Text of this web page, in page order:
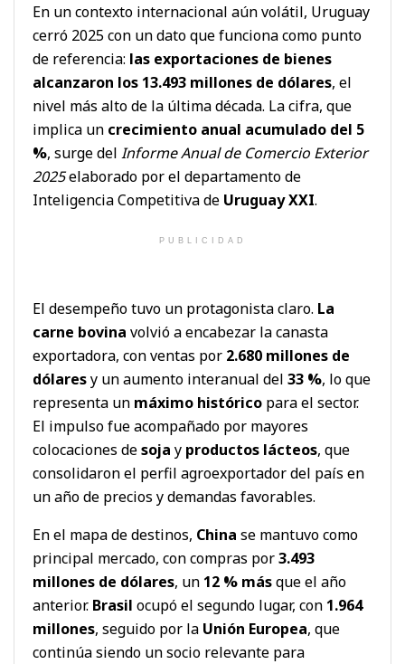
En un contexto internacional aún volátil, Uruguay
cerró 2025 con un dato que funciona como punto
de referencia: las exportaciones de bienes
alcanzaron los 13.493 millones de dólares, el
nivel más alto de la última década. La cifra, que
implica un crecimiento anual acumulado del 5
%, surge del Informe Anual de Comercio Exterior
2025elaborado por el departamento de
Inteligencia Competitiva de Uruguay XXI.
PUBLICIDAD
El desempeño tuvo un protagonista claro. La
carne bovina volvió a encabezar la canasta
exportadora, con ventas por 2.680 millones de
dólaresy un aumento interanual del 33 %, lo que
representa un máximo histórico para el sector.
El impulso fue acompañado por mayores
colocaciones desoja y productos lácteos, que
consolidaron el perfil agroexportador del país en
un año de precios y demandas favorables.
En el mapa de destinos, China se mantuvo como
principal mercado, con compras por3.493
millones de dólares, un 12 % másque el año
anterior. Brasil ocupó el segundo lugar, con 1.964
millones, seguido por la Unión Europea, que
continúa siendo un socio relevante para